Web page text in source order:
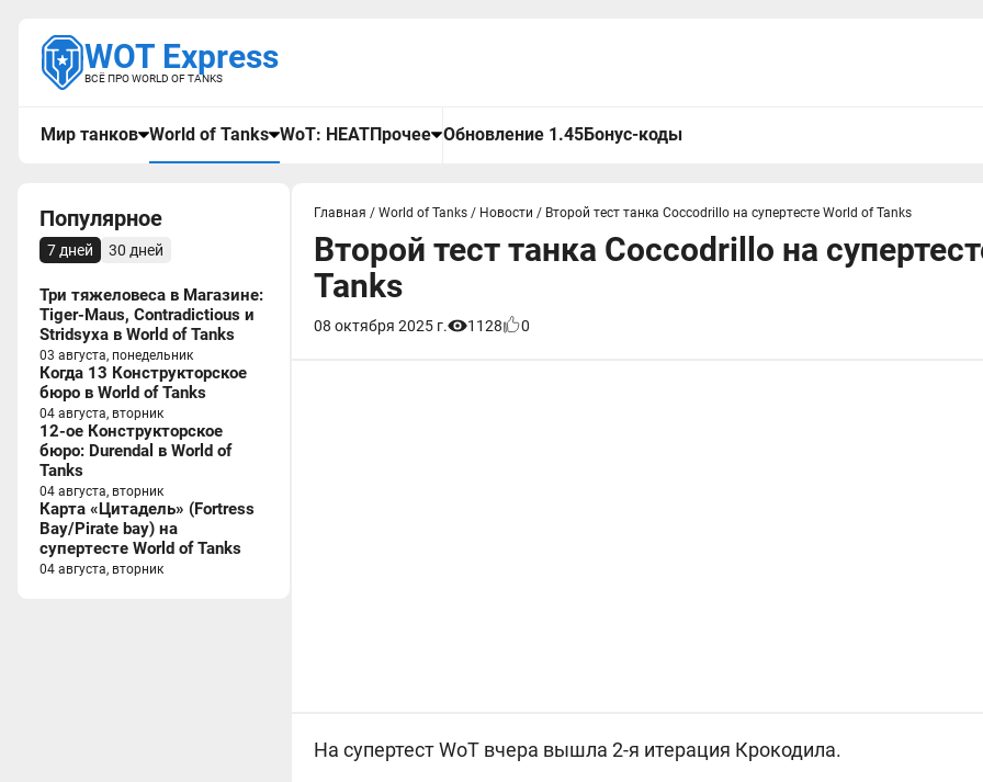
WOT Express
ВСЁ ПРО WORLD OF TANKS
Мир танков World of Tanks WoT: HEATПрочее Обновление 1.45Бонус-коды
Популярное
7 дней 30 дней
Три тяжеловеса в Магазине:
Tiger-Maus, Contradictious и
Stridsyxa в World of Tanks
03 августа, понедельник
Когда 13 Конструкторское
бюро в World of Tanks
04 августа, вторник
12-ое Конструкторское
бюро: Durendal в World of
Tanks
04 августа, вторник
Карта «Цитадель» (Fortress
Bay/Pirate bay) на
супертесте World of Tanks
04 августа, вторник
Главная / World of Tanks / Новости / Второй тест танка Coccodrillo на супертесте World of Tanks
Второй тест танка Coccodrillo на
Tanks
08 октября 2025 г. 1128 0
На супертест WoT вчера вышла 2-я итерация Крокодила.